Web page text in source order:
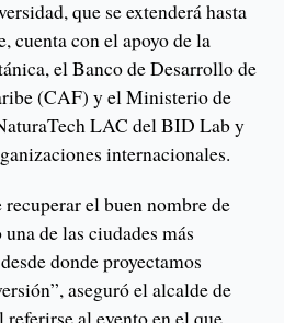
que se extenderá hasta
cuenta con el apoyo de la
el Banco de Desarrollo de
(CAF) y el Ministerio de
LAC del BID Lab y
internacionales.
recuperar el buen nombre de
de las ciudades más
donde proyectamos
aseguró el alcalde de